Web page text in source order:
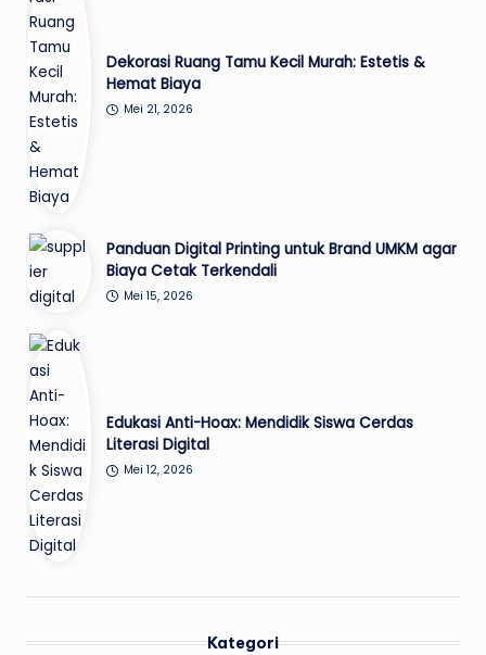
Dekorasi Ruang Tamu Kecil Murah: Estetis &
Hemat Biaya
Mei 21, 2026
Panduan Digital Printing untuk Brand UMKM agar
Biaya Cetak Terkendali
Mei 15, 2026
Edukasi Anti-Hoax: Mendidik Siswa Cerdas
Literasi Digital
Mei 12, 2026
Kategori